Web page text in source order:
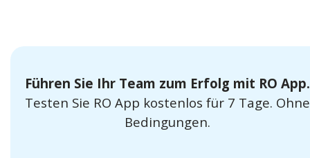
Führen Sie Ihr Team zum Erfolg mit RO App.
Testen Sie RO App kostenlos für 7 Tage. Ohne
Bedingungen.